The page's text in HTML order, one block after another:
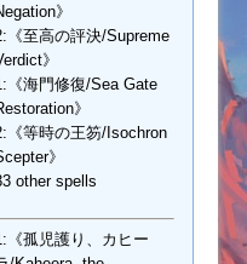
》
《至高の評決/Supreme
》
《海門修復/Sea Gate
》
《等時の王笏/Isochron
》
other spells
《孤児護り、カヒー